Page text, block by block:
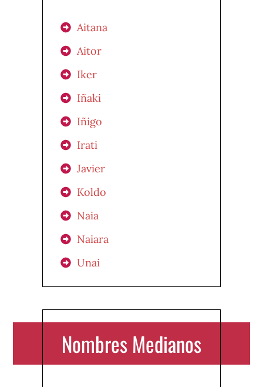
Aitana
Aitor
Iker
Iñaki
Iñigo
Irati
Javier
Koldo
Naia
Naiara
Unai
Nombres Medianos